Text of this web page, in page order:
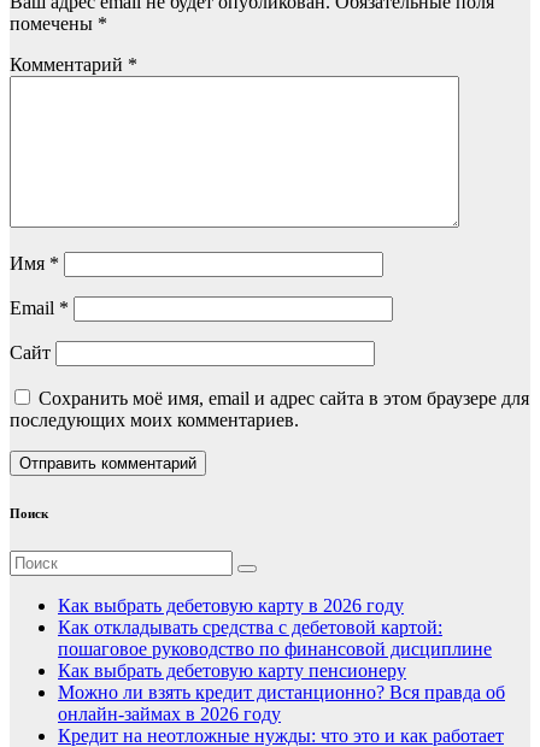
помечены *
Комментарий *
Имя *
Email *
Сайт
Сохранить моё имя, email и адрес сайта в этом браузере для
последующих моих комментариев.
Поиск
Как выбрать дебетовую карту в 2026 году
Как откладывать средства с дебетовой картой:
пошаговое руководство по финансовой дисциплине
Как выбрать дебетовую карту пенсионеру
Можно ли взять кредит дистанционно? Вся правда об
онлайн-займах в 2026 году
Кредит на неотложные нужды: что это и как работает